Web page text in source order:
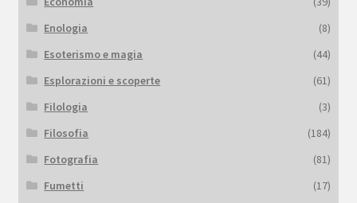
Enologia
(8)
Esoterismo e magia
(44)
Esplorazioni e scoperte
(61)
Filologia
(3)
Filosofia
(184)
Fotografia
(81)
Fumetti
(17)